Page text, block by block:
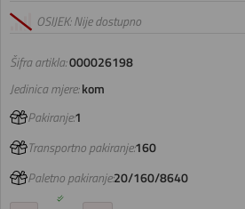
Šifra artikla:000026198
OSIJEK: Nije dostupno
Jedinica mjere:kom
Pakiranje:1
Transportno pakiranje:160
Paletno pakiranje:20/160/8640